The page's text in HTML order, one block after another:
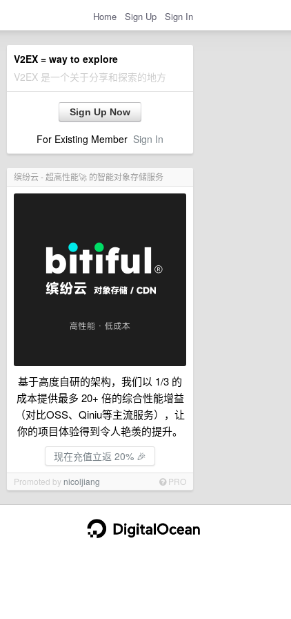
Home Sign Up Sign In
V2EX = way to explore
V2EX 是一个关于分享和探索的地方
Sign Up Now
For Existing Member Sign In
缤纷云 - 超高性能🚀 的智能对象存储服务
基于高度自研的架构，我们以 1/3 的
成本提供最多 20+ 倍的综合性能增益
（对比OSS、Qiniu等主流服务），让
你的项目体验得到令人艳羡的提升。
现在充值立返 20% 🎉
Promoted by nicoljiang PRO